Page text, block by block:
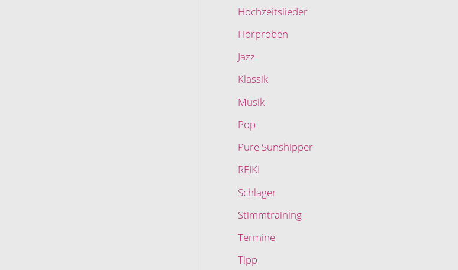
Hochzeitslieder
Hörproben
Jazz
Klassik
Musik
Pop
Pure Sunshipper
REIKI
Schlager
Stimmtraining
Termine
Tipp